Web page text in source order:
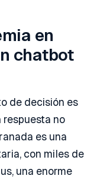
en
chatbot
de decisión es
no
es una
con miles de
una enorme